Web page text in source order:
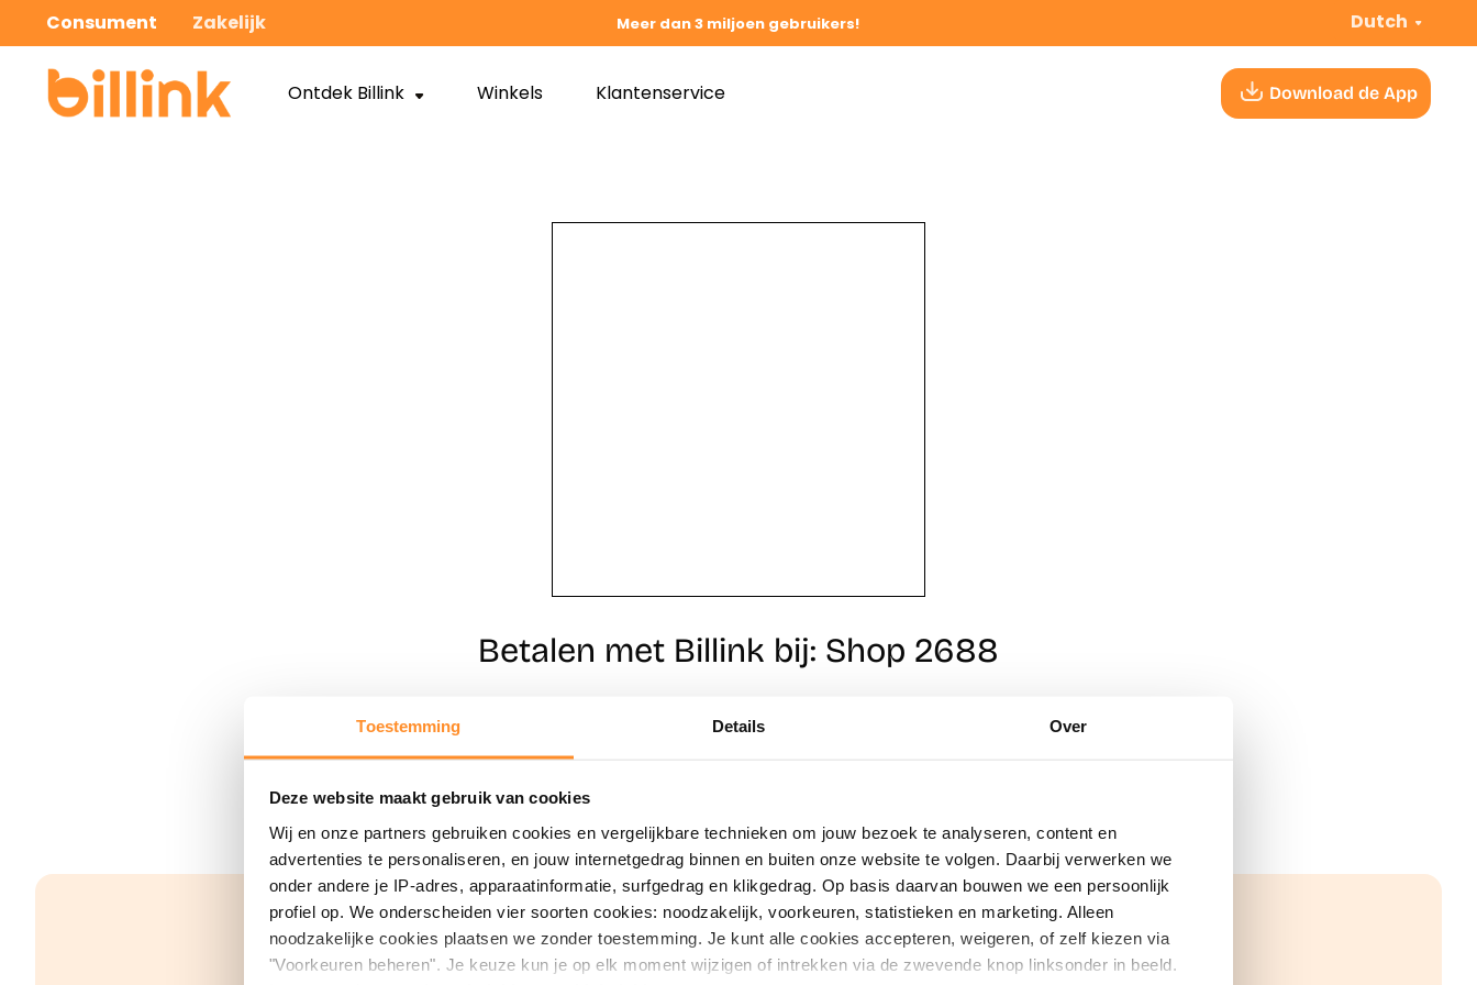
Toestemming Details Over
Deze website maakt gebruik van cookies
Wij en onze partners gebruiken cookies en vergelijkbare technieken om jouw bezoek te analyseren, content en
advertenties te personaliseren, en jouw internetgedrag binnen en buiten onze website te volgen. Daarbij verwerken we
onder andere je IP-adres, apparaatinformatie, surfgedrag en klikgedrag. Op basis daarvan bouwen we een persoonlijk
profiel op. We onderscheiden vier soorten cookies: noodzakelijk, voorkeuren, statistieken en marketing. Alleen
noodzakelijke cookies plaatsen we zonder toestemming. Je kunt alle cookies accepteren, weigeren, of zelf kiezen via
"Voorkeuren beheren". Je keuze kun je op elk moment wijzigen of intrekken via de zwevende knop linksonder in beeld.
Consument Zakelijk Meer dan 3 miljoen gebruikers! Dutch
Ontdek Billink Winkels Klantenservice Download de App
Betalen met Billink bij: Shop 2688